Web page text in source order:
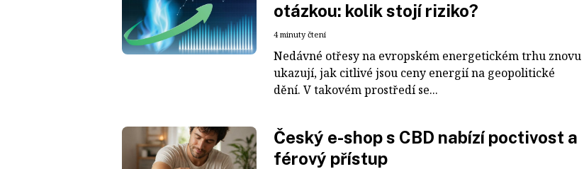
otázkou: kolik stojí riziko?
4 minuty čtení
Nedávné otřesy na evropském energetickém trhu znovu
ukazují, jak citlivé jsou ceny energií na geopolitické
dění. V takovém prostředí se...
Český e-shop s CBD nabízí poctivost a
férový přístup